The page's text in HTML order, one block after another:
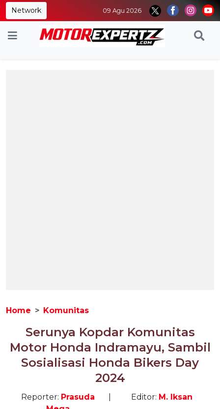
Network 09 Agu 2026
Home Komunitas
Serunya Kopdar Komunitas
Motor Honda Indramayu, Sambil
Sosialisasi Honda Bikers Day
2024
Reporter: Prasuda
Editor: M. Iksan